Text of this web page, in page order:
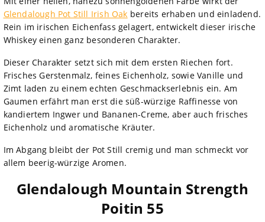
Glendalough Pot Still Irish Oak bereits erhaben und einladend.
Rein im irischen Eichenfass gelagert, entwickelt dieser irische
Whiskey einen ganz besonderen Charakter.
Dieser Charakter setzt sich mit dem ersten Riechen fort.
Frisches Gerstenmalz, feines Eichenholz, sowie Vanille und
Zimt laden zu einem echten Geschmackserlebnis ein. Am
Gaumen erfährt man erst die süß-würzige Raffinesse von
kandiertem Ingwer und Bananen-Creme, aber auch frisches
Eichenholz und aromatische Kräuter.
Im Abgang bleibt der Pot Still cremig und man schmeckt vor
allem beerig-würzige Aromen.
Glendalough Mountain Strength
Poitin 55